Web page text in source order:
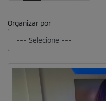
Organizar por